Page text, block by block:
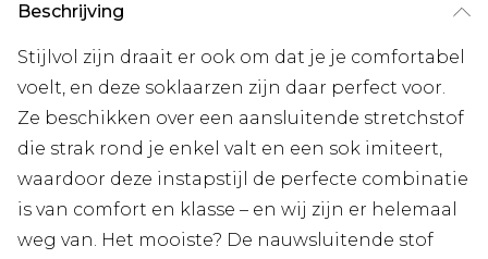
Beschrijving
Stijlvol zijn draait er ook om dat je je comfortabel
voelt, en deze soklaarzen zijn daar perfect voor.
Ze beschikken over een aansluitende stretchstof
die strak rond je enkel valt en een sok imiteert,
waardoor deze instapstijl de perfecte combinatie
is van comfort en klasse – en wij zijn er helemaal
weg van. Het mooiste? De nauwsluitende stof